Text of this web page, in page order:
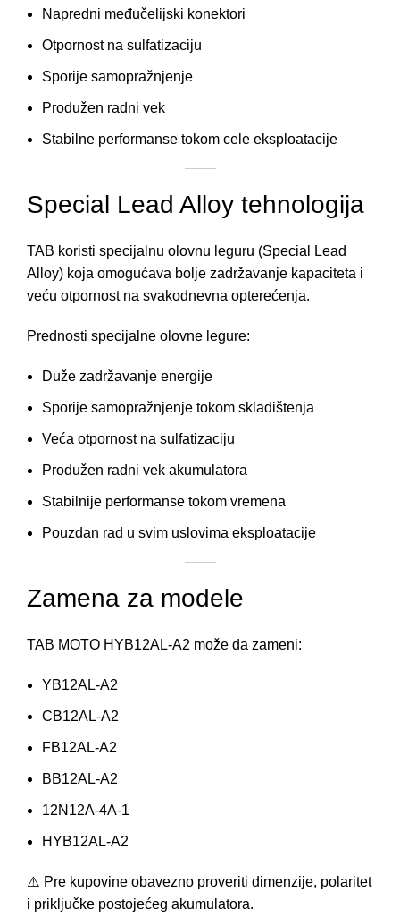
Napredni međučelijski konektori
Otpornost na sulfatizaciju
Sporije samopražnjenje
Produžen radni vek
Stabilne performanse tokom cele eksploatacije
Special Lead Alloy tehnologija
TAB koristi specijalnu olovnu leguru (Special Lead
Alloy) koja omogućava bolje zadržavanje kapaciteta i
veću otpornost na svakodnevna opterećenja.
Prednosti specijalne olovne legure:
Duže zadržavanje energije
Sporije samopražnjenje tokom skladištenja
Veća otpornost na sulfatizaciju
Produžen radni vek akumulatora
Stabilnije performanse tokom vremena
Pouzdan rad u svim uslovima eksploatacije
Zamena za modele
TAB MOTO HYB12AL-A2 može da zameni:
YB12AL-A2
CB12AL-A2
FB12AL-A2
BB12AL-A2
12N12A-4A-1
HYB12AL-A2
⚠️ Pre kupovine obavezno proveriti dimenzije, polaritet
i priključke postojećeg akumulatora.